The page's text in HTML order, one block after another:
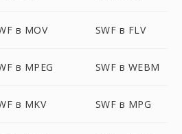
в MOV SWF в FLV
в MPEG SWF в WEBM
в MKV SWF в MPG